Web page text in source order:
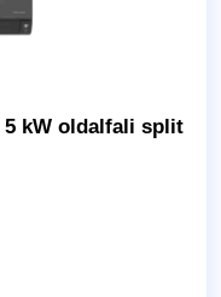
5 kW oldalfali split